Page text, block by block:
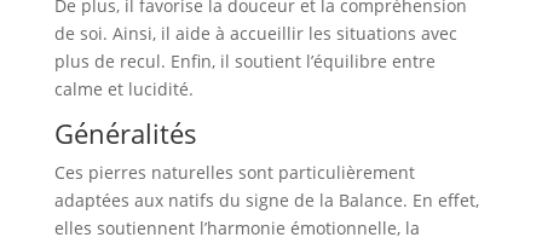
De plus, il favorise la douceur et la compréhension
de soi. Ainsi, il aide à accueillir les situations avec
plus de recul. Enfin, il soutient l’équilibre entre
calme et lucidité.
Généralités
Ces pierres naturelles sont particulièrement
adaptées aux natifs du signe de la Balance. En effet,
elles soutiennent l’harmonie émotionnelle, la